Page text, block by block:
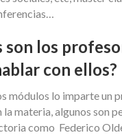
son los
con ellos?
módulos lo imparte un
la materia, algunos son
como Federico